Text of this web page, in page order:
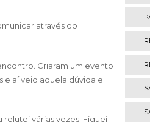
através do
Criaram um evento
e aí veio aquela dúvida e
várias vezes. Fiquei